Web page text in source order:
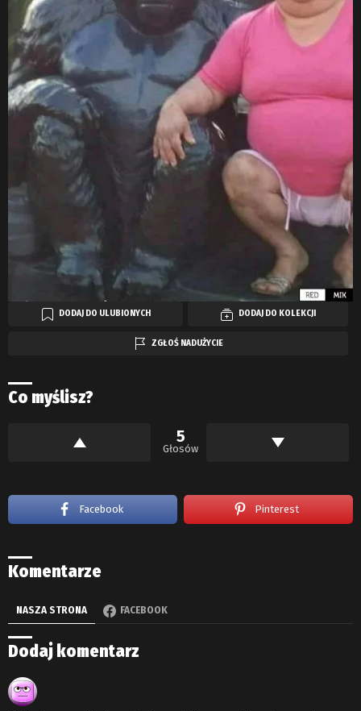
DODAJ DO ULUBIONYCH DODAJ DO KOLEKCJI
ZGŁOŚ NADUŻYCIE
Co myślisz?
5
Głosów
Facebook Pinterest
Komentarze
NASZA STRONA FACEBOOK
Dodaj komentarz